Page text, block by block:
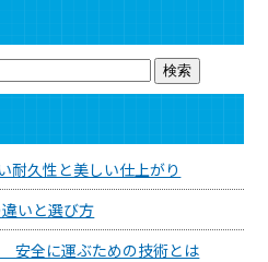
耐久性と美しい仕上がり
いと選び方
安全に運ぶための技術とは